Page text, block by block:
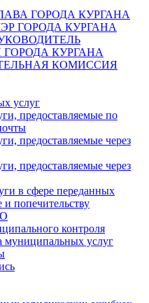
ГОРОДА КУРГАНА
ГОРОДА КУРГАНА
КУРГАНА
КОМИССИЯ
услуг
предоставляемые по
предоставляемые через
предоставляемые через
в сфере переданных
попечительству
контроля
муниципальных услуг